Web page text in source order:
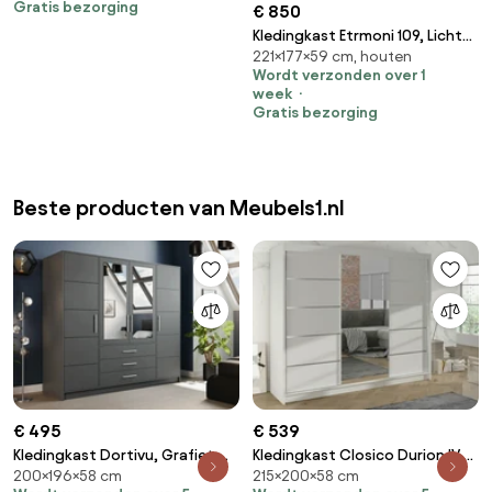
Gratis bezorging € 850
Kledingkast Etrmoni 109, Licht
hout, 221x177x59cm, 184 kg,
Kledingkast deuren: Schuivend,
Aantal planken: 2, Aantal
planken: 2
221×177×59 cm, houten
Wordt verzonden over 1
week
Gratis bezorging
Beste producten van Meubels1.nl
€ 495
Kledingkast Dortivu, Grafiet,
Zilver, 200x196x58cm, 174 kg,
200×196×58 cm
€ 539
Kledingkast Closico Durion IV,
Wit, 215x200x58cm, 171 kg,
215×200×58 cm